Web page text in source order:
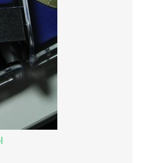
jednota Rakovice
Rakovice 220
922 08